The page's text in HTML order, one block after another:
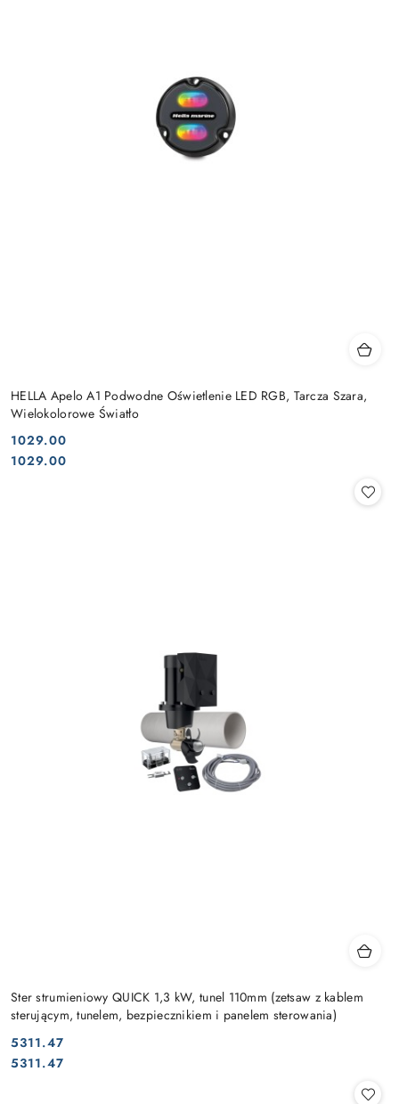
HELLA Apelo A1 Podwodne Oświetlenie LED RGB, Tarcza Szara,
Wielokolorowe Światło
Cena:
1029.00
Cena:
1029.00
Ster strumieniowy QUICK 1,3 kW, tunel 110mm (zetsaw z kablem
sterującym, tunelem, bezpiecznikiem i panelem sterowania)
Cena:
5311.47
Cena:
5311.47